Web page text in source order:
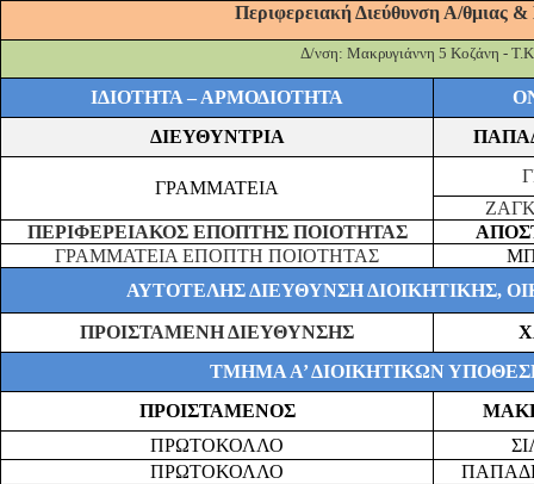
Περιφερειακή Διεύθυνση Α/θμιας&
Δ/νση: Μακρυγιάννη 5 Κοζάνη -
ΙΔΙΟΤΗΤΑ – ΑΡΜΟΔΙΟΤΗΤΑ
ΔΙΕΥΘΥΝΤΡΙΑ
ΓΡΑΜΜΑΤΕΙΑ
ΠΕΡΙΦΕΡΕΙΑΚΟΣ ΕΠΟΠΤΗΣ ΠΟΙΟΤΗΤΑΣ
ΓΡΑΜΜΑΤΕΙΑ ΕΠΟΠΤΗ ΠΟΙΟΤΗΤΑΣ
ΑΥΤΟΤΕΛΗΣ ΔΙΕΥΘΥΝΣΗ ΔΙΟΙΚΗΤΙΚΗΣ,
ΠΡΟΙΣΤΑΜΕΝΗ ΔΙΕΥΘΥΝΣΗΣ
ΤΜΗΜΑ Α’ ΔΙΟΙΚΗΤΙΚΩΝ
ΠΡΟΙΣΤΑΜΕΝΟΣ
ΠΡΩΤΟΚΟΛΛΟ
ΠΡΩΤΟΚΟΛΛΟ